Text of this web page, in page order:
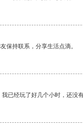
保持联系，分享生活点滴。
已经玩了好几个小时，还没